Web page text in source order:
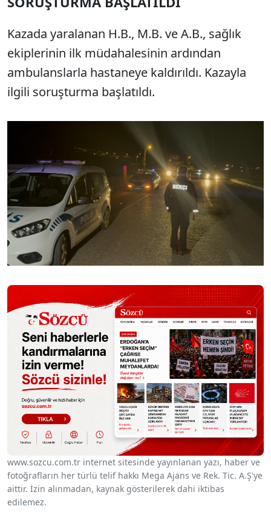
Kazada yaralanan H.B., M.B. ve A.B., sağlık
ekiplerinin ilk müdahalesinin ardından
ambulanslarla hastaneye kaldırıldı. Kazayla
ilgili soruşturma başlatıldı.
www.sozcu.com.tr internet sitesinde yayınlanan yazı, haber ve
fotoğrafların her türlü telif hakkı Mega Ajans ve Rek. Tic. A.Ş'ye
aittir. İzin alınmadan, kaynak gösterilerek dahi iktibas
edilemez.